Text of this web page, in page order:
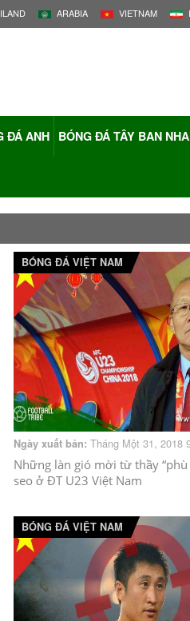
ARABIA VIETNAM
ĐÁ ANH BÓNG ĐÁ TÂY BAN NHA
BÓNG ĐÁ VIỆT NAM
Ngày xuất bản: Tháng Một 31, 2018
Những làn gió mời từ thầy “phù
seo ở ĐT U23 Việt Nam
BÓNG ĐÁ VIỆT NAM